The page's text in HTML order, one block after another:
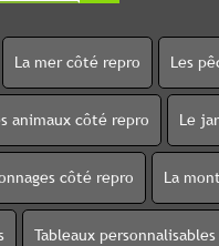
La mer côté repro Les
animaux côté repro Le
côté repro La
Tableaux personnalisables